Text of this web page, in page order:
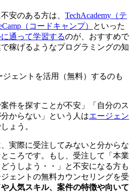
安のある方は、 TechAcademy（テ
（コードキャンプ）
といった
通って学習するのが、おすすめで
稼げるようなプログラミングの知
ジェントを活用（無料）するのも
件を探すことが不安」「自分のス
からない」という人はエージェン
ょう。
実際に受注してみないと分からな
ころです。もし、受注して「本業
うしよう・・」と不安になる方も
ェントの無料カウンセリングを受
人気スキル、案件の特徴や向いて